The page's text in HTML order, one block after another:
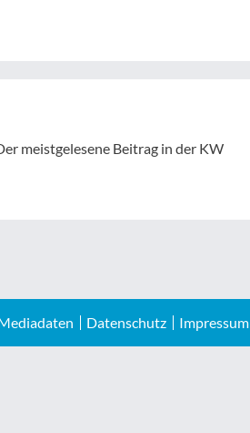
meistgelesene Beitrag in der KW
Datenschutz Impressum